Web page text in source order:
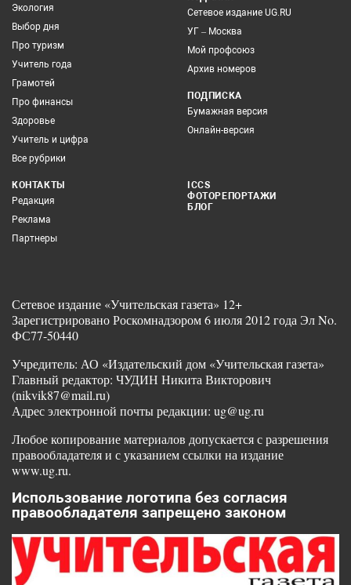
Экология
Выбор дня
Про туризм
Учитель года
Грамотей
Про финансы
Здоровье
Учитель и цифра
Все рубрики
Сетевое издание UG.RU
УГ – Москва
Мой профсоюз
Архив номеров
ПОДПИСКА
Бумажная версия
Онлайн-версия
КОНТАКТЫ
Редакция
Реклама
Партнеры
ICCS
ФОТОРЕПОРТАЖИ
БЛОГ
Сетевое издание «Учительская газета» 12+
Зарегистрировано Роскомнадзором 6 июля 2012 года Эл No.
ФС77-50440
Учредитель: АО «Издательский дом «Учительская газета»
Главный редактор: ЧУДИН Никита Викторович
(nikvik87@mail.ru)
Адрес электронной почты редакции: ug@ug.ru
Любое копирование материалов допускается с разрешения
правообладателя и с указанием ссылки на издание
www.ug.ru.
Использование логотипа без согласия
правообладателя запрещено законом